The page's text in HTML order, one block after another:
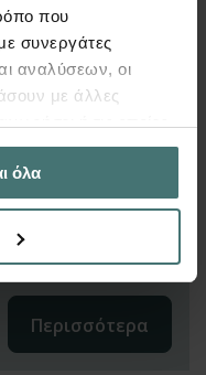
που
συνεργάτες
αναλύσεων, οι
με άλλες
μέρους σας χρήση
όλα
Περισσότερα